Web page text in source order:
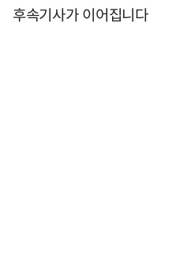
후속기사가 이어집니다